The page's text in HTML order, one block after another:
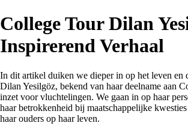
College Tour Dilan
Inspirerend Verhaal
In dit artikel duiken we dieper in op het leven en
Dilan Yesilgöz, bekend van haar deelname aan
inzet voor vluchtelingen. We gaan in op haar
haar betrokkenheid bij maatschappelijke
haar ouders op haar leven.